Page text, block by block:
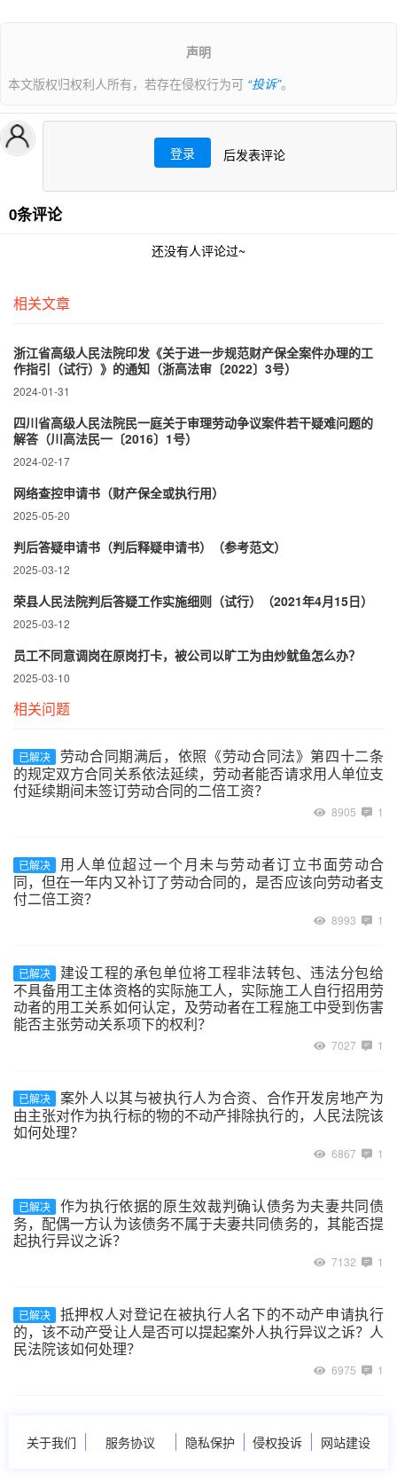
声明
本文版权归权利人所有，若存在侵权行为可 “投诉”。
登录 后发表评论
0条评论
还没有人评论过~
相关文章
浙江省高级人民法院印发《关于进一步规范财产保全案件办理的工
作指引（试行）》的通知（浙高法审〔2022〕3号）
2024-01-31
四川省高级人民法院民一庭关于审理劳动争议案件若干疑难问题的
解答（川高法民一〔2016〕1号）
2024-02-17
网络查控申请书（财产保全或执行用）
2025-05-20
判后答疑申请书（判后释疑申请书）（参考范文）
2025-03-12
荣县人民法院判后答疑工作实施细则（试行）（2021年4月15日）
2025-03-12
员工不同意调岗在原岗打卡，被公司以旷工为由炒鱿鱼怎么办？
2025-03-10
相关问题
已解决
劳动合同期满后，依照《劳动合同法》第四十二条
的规定双方合同关系依法延续，劳动者能否请求用人单位支
付延续期间未签订劳动合同的二倍工资？
8905 1
已解决
用人单位超过一个月未与劳动者订立书面劳动合
同，但在一年内又补订了劳动合同的，是否应该向劳动者支
付二倍工资？
8993 1
已解决
建设工程的承包单位将工程非法转包、违法分包给
不具备用工主体资格的实际施工人，实际施工人自行招用劳
动者的用工关系如何认定，及劳动者在工程施工中受到伤害
能否主张劳动关系项下的权利？
7027 1
已解决
案外人以其与被执行人为合资、合作开发房地产为
由主张对作为执行标的物的不动产排除执行的，人民法院该
如何处理？
6867 1
已解决
作为执行依据的原生效裁判确认债务为夫妻共同债
务，配偶一方认为该债务不属于夫妻共同债务的，其能否提
起执行异议之诉？
7132 1
已解决
抵押权人对登记在被执行人名下的不动产申请执行
的，该不动产受让人是否可以提起案外人执行异议之诉？人
民法院该如何处理？
6975 1
关于我们 服务协议 隐私保护 侵权投诉 网站建设